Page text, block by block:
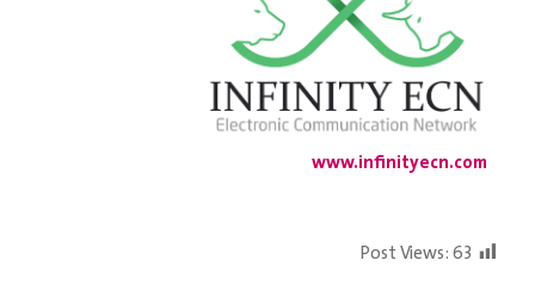
www.infinityecn.com
Post Views:63